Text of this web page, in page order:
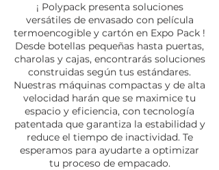
¡ Polypack presenta soluciones
versátiles de envasado con película
termoencogible y cartón en Expo Pack !
Desde botellas pequeñas hasta puertas,
charolas y cajas, encontrarás soluciones
construidas según tus estándares.
Nuestras máquinas compactas y de alta
velocidad harán que se maximice tu
espacio y eficiencia, con tecnología
patentada que garantiza la estabilidad y
reduce el tiempo de inactividad. Te
esperamos para ayudarte a optimizar
tu proceso de empacado.